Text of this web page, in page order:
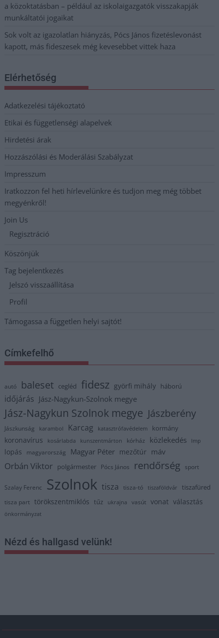
a közoktatásban – például az iskolaigazgatók visszakapják
munkáltatói jogaikat
Sok volt az igazolatlan hiányzás, Pócs János fizetéslevonást
kapott, más fideszesek még kevesebbet vittek haza
Elérhetőség
Adatkezelési tájékoztató
Etikai és függetlenségi alapelvek
Hirdetési árak
Hozzászólási és Moderálási Szabályzat
Impresszum
Iratkozzon fel heti hírlevelünkre és tudjon meg még többet
megyénkről!
Join Us
Regisztráció
Köszönjük
Tag bejelentkezés
Jelszó visszaállítása
Profil
Támogassa a független helyi sajtót!
Címkefelhő
autó baleset cegléd fidesz györfi mihály háború
időjárás Jász-Nagykun-Szolnok megye
Jász-Nagykun Szolnok megye Jászberény
Jászkunság karambol Karcag katasztrófavédelem kormány
koronavírus kosárlabda kunszentmárton kórház közlekedés lmp
lopás magyarország Magyar Péter mezőtúr máv
Orbán Viktor polgármester Pócs János rendőrség sport
Szalay Ferenc Szolnok tisza tisza-tó tiszaföldvár tiszafüred
tisza part törökszentmiklós tűz ukrajna vasút vonat választás
önkormányzat
Nézd és hallgasd velünk!